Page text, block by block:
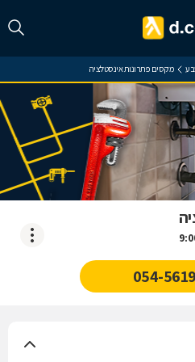
מקסים פתרונות אינסטלציה
054-